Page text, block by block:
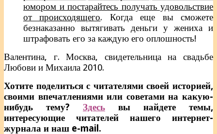
юмором и постарайтесь получать удовольствие
от происходящего. Когда еще вы сможете
безнаказанно вытягивать деньги у жениха и
штрафовать его за каждую его оплошность!
Валентина, г. Москва, свидетельница на свадьбе
Любови и Михаила 2010.
Хотите поделиться с читателями своей историей,
своими впечатлениями или советами на какую-
нибудь тему? Здесь вы найдете темы,
интересующие читателей нашего интернет-
журнала и наш e-mail.